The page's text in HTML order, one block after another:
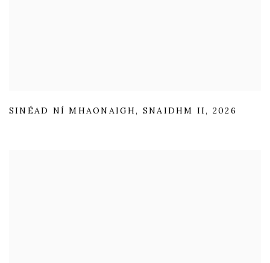
SINÉAD NÍ MHAONAIGH, SNAIDHM II, 2026